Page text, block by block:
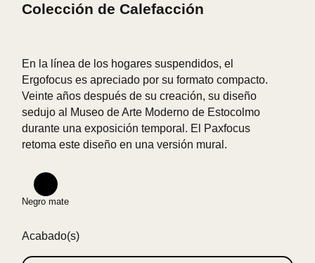
Colección de Calefacción
En la línea de los hogares suspendidos, el
Ergofocus es apreciado por su formato compacto.
Veinte años después de su creación, su diseño
sedujo al Museo de Arte Moderno de Estocolmo
durante una exposición temporal. El Paxfocus
retoma este diseño en una versión mural.
Negro mate
Acabado(s)